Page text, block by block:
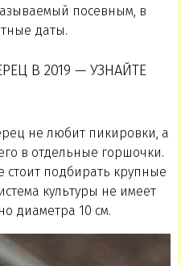
посевным, в
даты.
В 2019 — УЗНАЙТЕ
не любит пикировки, а
в отдельные горшочки.
подбирать крупные
культуры не имеет
диаметра 10 см.